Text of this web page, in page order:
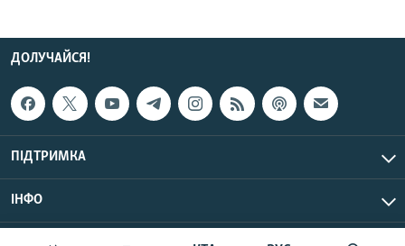
ДОЛУЧАЙСЯ!
ПІДТРИМКА
ІНФО